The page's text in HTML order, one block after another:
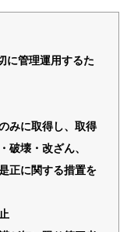
に管理運用するた
みに取得し、取得
破壊・改ざん、
正に関する措置を